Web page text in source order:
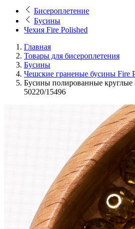
Бисероплетение
Бусины
Чехия Fire Polished
Главная
Товары для бисероплетения
Бусины
Чешские граненые бусины Fire
Бусины полированные
50220/15496